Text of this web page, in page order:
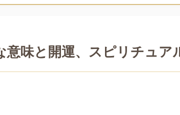
意味と開運、スピリチュア